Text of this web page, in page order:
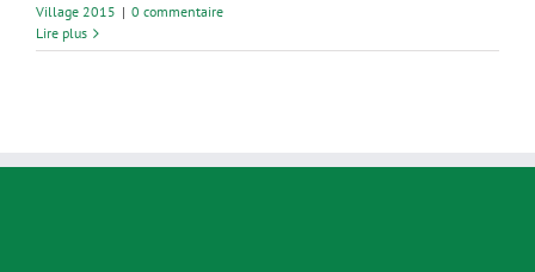
Village 2015 | 0 commentaire
Lire plus